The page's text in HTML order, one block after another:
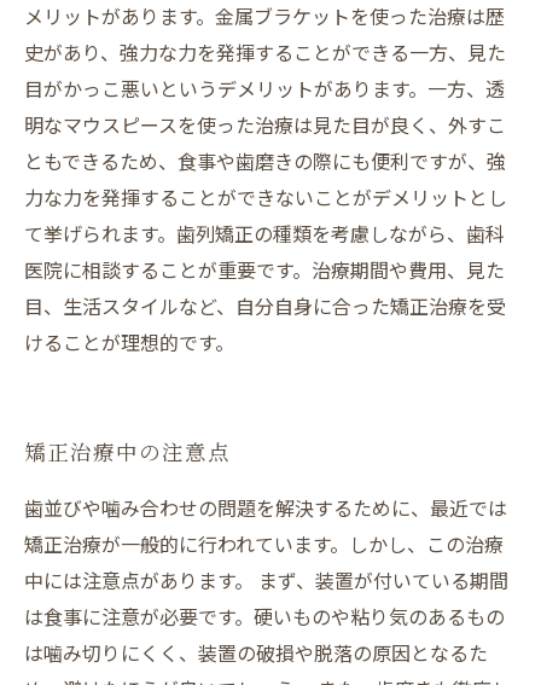
メリットがあります。金属ブラケットを使った治療は歴
史があり、強力な力を発揮することができる一方、見た
目がかっこ悪いというデメリットがあります。一方、透
明なマウスピースを使った治療は見た目が良く、外すこ
ともできるため、食事や歯磨きの際にも便利ですが、強
力な力を発揮することができないことがデメリットとし
て挙げられます。歯列矯正の種類を考慮しながら、歯科
医院に相談することが重要です。治療期間や費用、見た
目、生活スタイルなど、自分自身に合った矯正治療を受
けることが理想的です。
矯正治療中の注意点
歯並びや噛み合わせの問題を解決するために、最近では
矯正治療が一般的に行われています。しかし、この治療
中には注意点があります。 まず、装置が付いている期間
は食事に注意が必要です。硬いものや粘り気のあるもの
は噛み切りにくく、装置の破損や脱落の原因となるた